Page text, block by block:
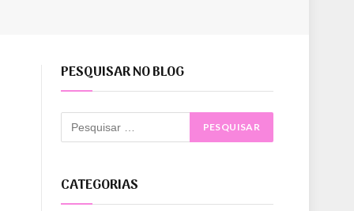
PESQUISAR NO BLOG
CATEGORIAS